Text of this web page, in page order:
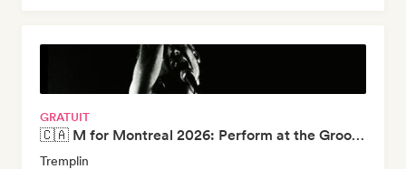
GRATUIT
🇨🇦 M for Montreal 2026: Perform at the Groover Showcase
Tremplin